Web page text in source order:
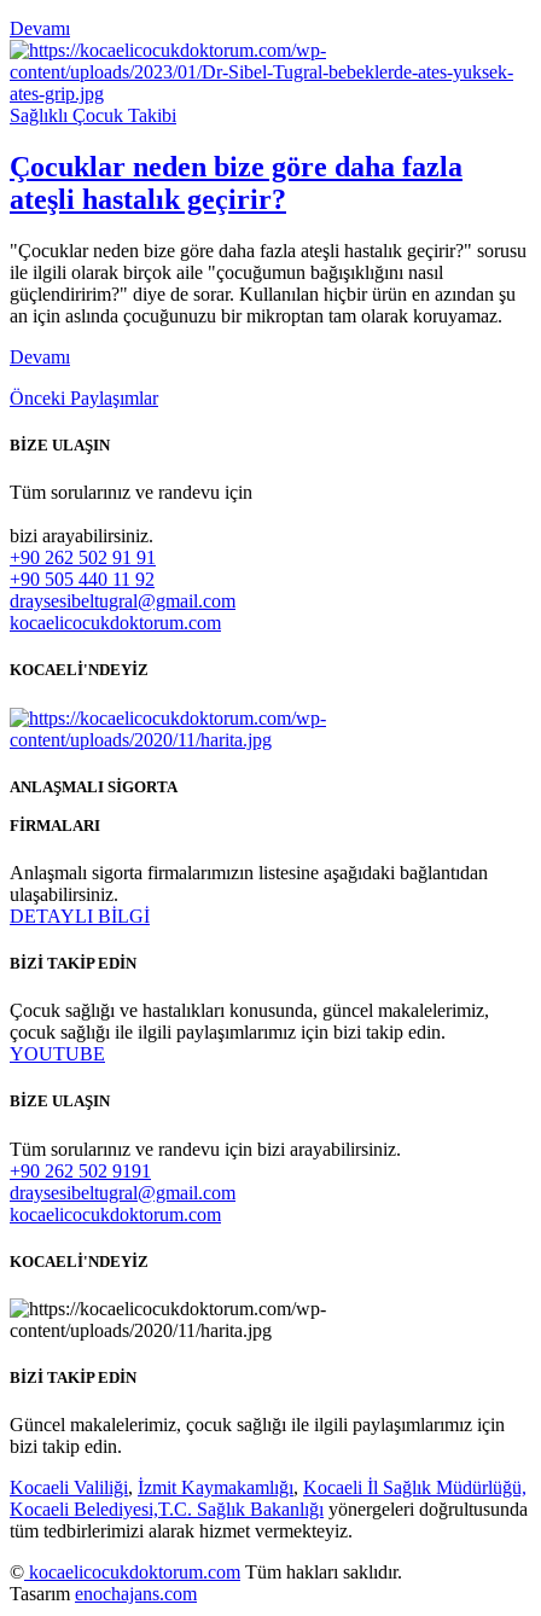
Devamı
Sağlıklı Çocuk Takibi
Çocuklar neden bize göre daha fazla
ateşli hastalık geçirir?
"Çocuklar neden bize göre daha fazla ateşli hastalık geçirir?" sorusu
ile ilgili olarak birçok aile "çocuğumun bağışıklığını nasıl
güçlendiririm?" diye de sorar. Kullanılan hiçbir ürün en azından şu
an için aslında çocuğunuzu bir mikroptan tam olarak koruyamaz.
Devamı
Önceki Paylaşımlar
BİZE ULAŞIN
Tüm sorularınız ve randevu için
bizi arayabilirsiniz.
+90 262 502 91 91
+90 505 440 11 92
draysesibeltugral@gmail.com
kocaelicocukdoktorum.com
KOCAELİ'NDEYİZ
ANLAŞMALI SİGORTA
FİRMALARI
Anlaşmalı sigorta firmalarımızın listesine aşağıdaki bağlantıdan
ulaşabilirsiniz.
DETAYLI BİLGİ
BİZİ TAKİP EDİN
Çocuk sağlığı ve hastalıkları konusunda, güncel makalelerimiz,
çocuk sağlığı ile ilgili paylaşımlarımız için bizi takip edin.
YOUTUBE
BİZE ULAŞIN
Tüm sorularınız ve randevu için bizi arayabilirsiniz.
+90 262 502 9191
draysesibeltugral@gmail.com
kocaelicocukdoktorum.com
KOCAELİ'NDEYİZ
BİZİ TAKİP EDİN
Güncel makalelerimiz, çocuk sağlığı ile ilgili paylaşımlarımız için
bizi takip edin.
Kocaeli Valiliği, İzmit Kaymakamlığı, Kocaeli İl Sağlık Müdürlüğü,
Kocaeli Belediyesi,T.C. Sağlık Bakanlığı yönergeleri doğrultusunda
tüm tedbirlerimizi alarak hizmet vermekteyiz.
© kocaelicocukdoktorum.com Tüm hakları saklıdır.
Tasarım enochajans.com